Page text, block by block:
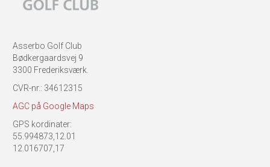
Asserbo Golf Club
Bødkergaardsvej 9
3300 Frederiksværk.
CVR-nr.: 34612315
AGC på Google Maps
GPS kordinater:
55.994873,12.01
12.016707,17